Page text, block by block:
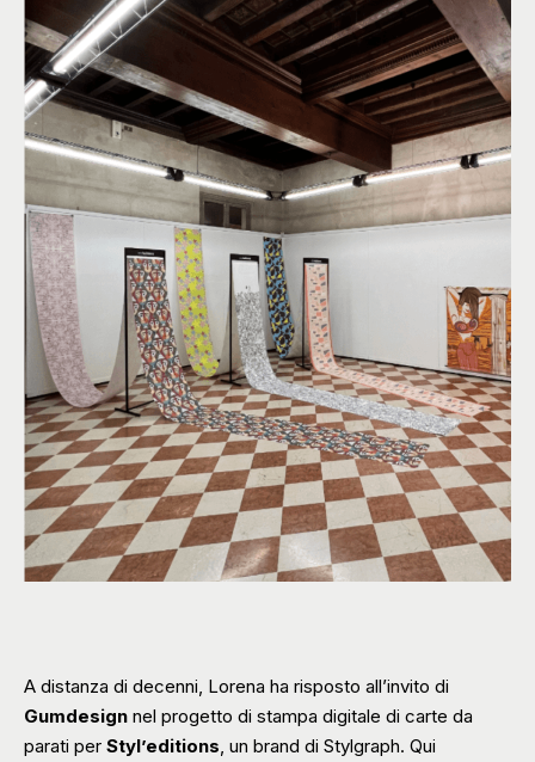
A distanza di decenni, Lorena ha risposto all’invito di
Gumdesign nel progetto di stampa digitale di carte da
parati per Styl’editions , un brand di Stylgraph. Qui